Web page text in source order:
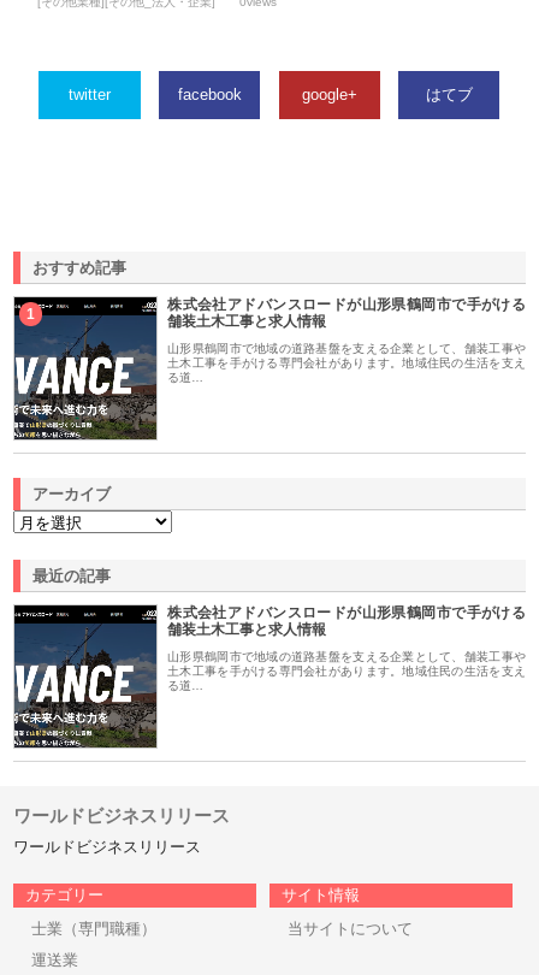
twitter facebook google+ はてブ
おすすめ記事
1
株式会社アドバンスロードが山形県鶴岡市で手がける
舗装土木工事と求人情報
山形県鶴岡市で地域の道路基盤を支える企業として、舗装工事や
土木工事を手がける専門会社があります。地域住民の生活を支え
る道…
アーカイブ
最近の記事
株式会社アドバンスロードが山形県鶴岡市で手がける
舗装土木工事と求人情報
山形県鶴岡市で地域の道路基盤を支える企業として、舗装工事や
土木工事を手がける専門会社があります。地域住民の生活を支え
る道…
ワールドビジネスリリース
ワールドビジネスリリース
カテゴリー
士業（専門職種）
運送業
サイト情報
当サイトについて